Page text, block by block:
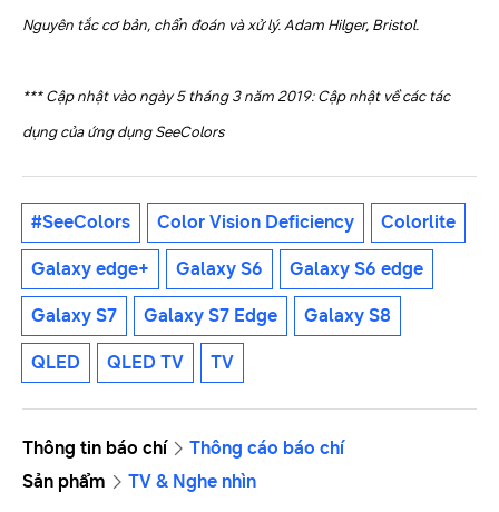
Nguyên tắc cơ bản, chẩn đoán và xử lý. Adam Hilger, Bristol.
*** Cập nhật vào ngày 5 tháng 3 năm 2019: Cập nhật về các tác
dụng của ứng dụng SeeColors
#SeeColors Color Vision Deficiency Colorlite
Galaxy edge+ Galaxy S6 Galaxy S6 edge
Galaxy S7 Galaxy S7 Edge Galaxy S8
QLED QLED TV TV
Thông tin báo chí
Thông cáo báo chí
Sản phẩm
TV & Nghe nhìn